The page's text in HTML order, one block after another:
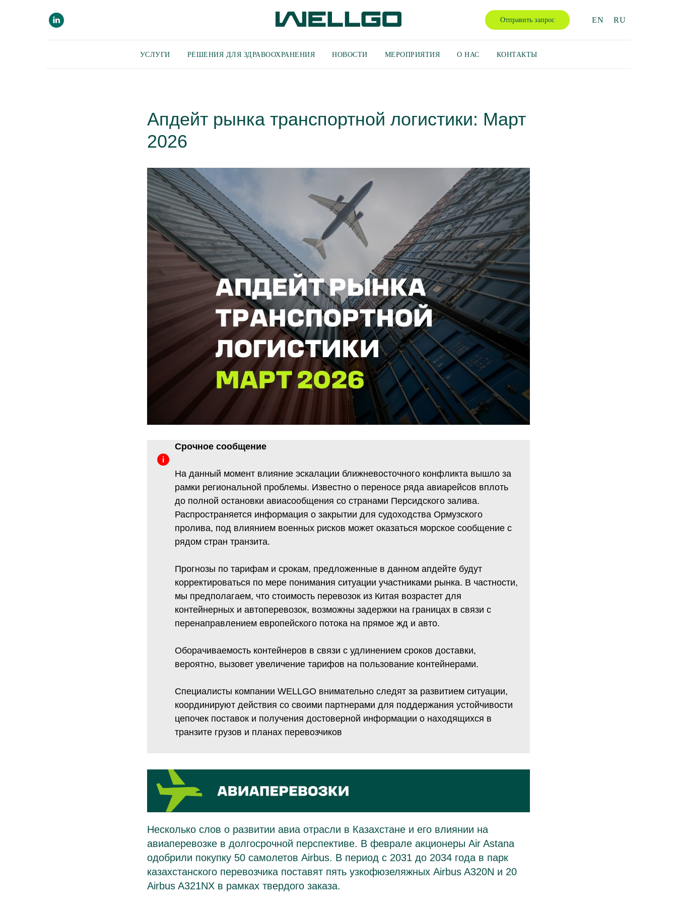
Отправить запрос EN RU
УСЛУГИ РЕШЕНИЯ ДЛЯ ЗДРАВООХРАНЕНИЯ НОВОСТИ МЕРОПРИЯТИЯ О НАС КОНТАКТЫ
Апдейт рынка транспортной логистики: Март
2026
Срочное сообщение
На данный момент влияние эскалации ближневосточного конфликта вышло за
рамки региональной проблемы. Известно о переносе ряда авиарейсов вплоть
до полной остановки авиасообщения со странами Персидского залива.
Распространяется информация о закрытии для судоходства Ормузского
пролива, под влиянием военных рисков может оказаться морское сообщение с
рядом стран транзита.
Прогнозы по тарифам и срокам, предложенные в данном апдейте будут
корректироваться по мере понимания ситуации участниками рынка. В частности,
мы предполагаем, что стоимость перевозок из Китая возрастет для
контейнерных и автоперевозок, возможны задержки на границах в связи с
перенаправлением европейского потока на прямое жд и авто.
Оборачиваемость контейнеров в связи с удлинением сроков доставки,
вероятно, вызовет увеличение тарифов на пользование контейнерами.
Специалисты компании WELLGO внимательно следят за развитием ситуации,
координируют действия со своими партнерами для поддержания устойчивости
цепочек поставок и получения достоверной информации о находящихся в
транзите грузов и планах перевозчиков
Несколько слов о развитии авиа отрасли в Казахстане и его влиянии на
авиаперевозке в долгосрочной перспективе. В феврале акционеры Air Astana
одобрили покупку 50 самолетов Airbus. В период с 2031 до 2034 года в парк
казахстанского перевозчика поставят пять узкофюзеляжных Airbus A320N и 20
Airbus A321NX в рамках твердого заказа.